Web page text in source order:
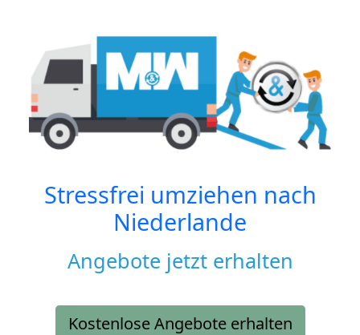
Stressfrei umziehen nach
Niederlande
Angebote jetzt erhalten
Kostenlose Angebote erhalten